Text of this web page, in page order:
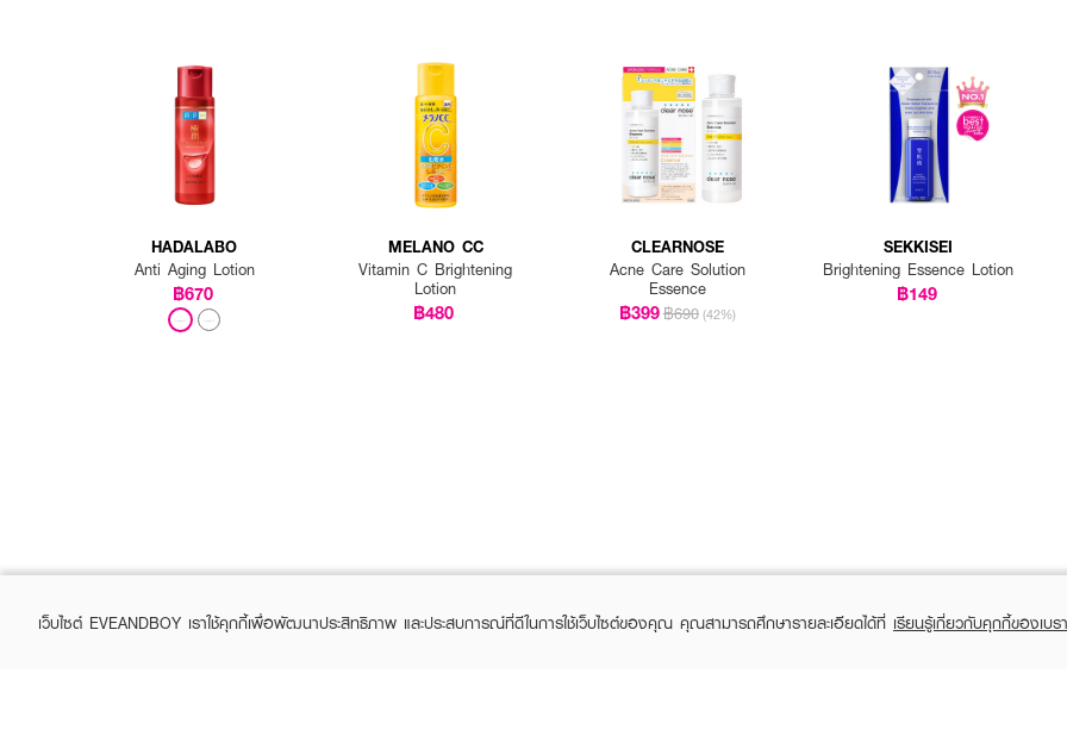
HADALABO
Anti Aging Lotion
฿670
MELANO CC
Vitamin C Brightening
Lotion
฿480
CLEARNOSE
Acne Care Solution
Essence
฿399฿690 (42%)
SEKKISEI
Brightening Essence Lotion
฿149
เว็บไซต์ EVEANDBOY เราใช้คุกกี้เพื่อพัฒนาประสิทธิภาพ และประสบการณ์ที่ดีในการใช้เว็บไซต์ของคุณ คุณสามารถศึกษารายละเอียดได้ที่ เรียนรู้เกี่ยวกับคุกกี้ของเบร